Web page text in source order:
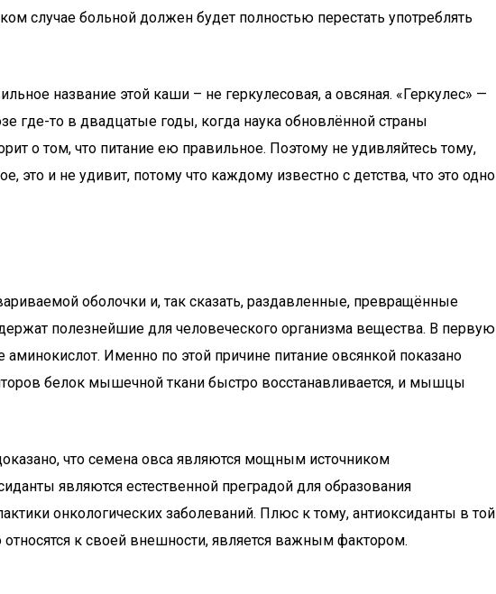
случае больной должен будет полностью перестать употреблять
название этой каши – не геркулесовая, а овсяная. «Геркулес» —
где-то в двадцатые годы, когда наука обновлённой страны
о том, что питание ею правильное. Поэтому не удивляйтесь тому,
и не удивит, потому что каждому известно с детства, что это одно
оболочки и, так сказать, раздавленные, превращённые
полезнейшие для человеческого организма вещества. В первую
Именно по этой причине питание овсянкой показано
белок мышечной ткани быстро восстанавливается, и мышцы
что семена овса являются мощным источником
являются естественной преградой для образования
онкологических заболеваний. Плюс к тому, антиоксиданты в той
к своей внешности, является важным фактором.